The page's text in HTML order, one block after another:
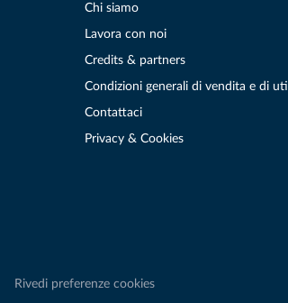
Chi siamo
Lavora con noi
Credits & partners
Condizioni generali di vendita e di
Contattaci
Privacy & Cookies
Rivedi preferenze cookies